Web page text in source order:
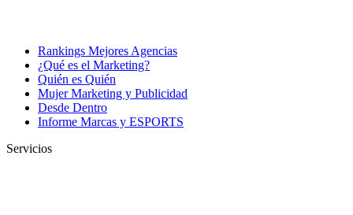
Rankings Mejores Agencias
¿Qué es el Marketing?
Quién es Quién
Mujer Marketing y Publicidad
Desde Dentro
Informe Marcas y ESPORTS
Servicios